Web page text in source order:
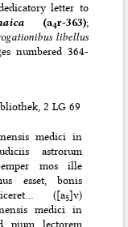
letter to
(a4r-363);
libellus
numbered 364-
2 LG 69
medici in
astrorum
mos ille
esset, bonis
([a5]v)
medici in
pium lectorem